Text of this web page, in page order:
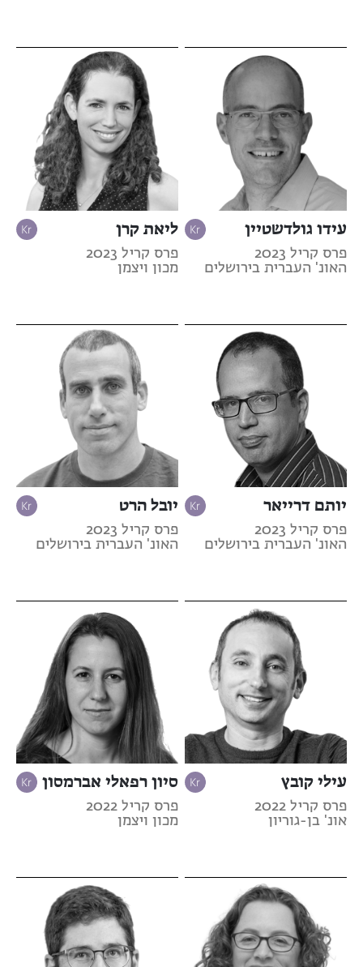
עידו גולדשטיין
פרס קריל 2023
האונ' העברית בירושלים
ליאת קרן
פרס קריל 2023
מכון ויצמן
יותם דרייאר
פרס קריל 2023
האונ' העברית בירושלים
יובל הרט
פרס קריל 2023
האונ' העברית בירושלים
עילי קובץ
פרס קריל 2022
אונ' בן-גוריון
סיון רפאלי אברמסון
פרס קריל 2022
מכון ויצמן